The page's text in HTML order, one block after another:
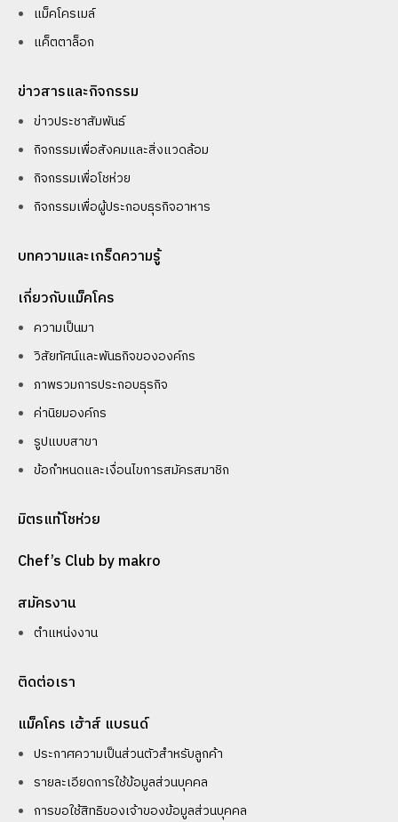
แม็คโครเมล์
แค็ตตาล็อก
ข่าวสารและกิจกรรม
ข่าวประชาสัมพันธ์
กิจกรรมเพื่อสังคมและสิ่งแวดล้อม
กิจกรรมเพื่อโชห่วย
กิจกรรมเพื่อผู้ประกอบธุรกิจอาหาร
บทความและเกร็ดความรู้
เกี่ยวกับแม็คโคร
ความเป็นมา
วิสัยทัศน์และพันธกิจขององค์กร
ภาพรวมการประกอบธุรกิจ
ค่านิยมองค์กร
รูปแบบสาขา
ข้อกำหนดและเงื่อนไขการสมัครสมาชิก
มิตรแท้โชห่วย
Chef’s Club by makro
สมัครงาน
ตำแหน่งงาน
ติดต่อเรา
แม็คโคร เฮ้าส์ แบรนด์
ประกาศความเป็นส่วนตัวสำหรับลูกค้า
รายละเอียดการใช้ข้อมูลส่วนบุคคล
การขอใช้สิทธิของเจ้าของข้อมูลส่วนบุคคล